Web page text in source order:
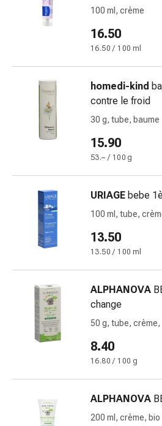
mémoire
de
concentration
Allergies
et
rhume
Peau
Gastro-
intestinal
Diarrhée
Hémorroïdes
Brûlures
d'estomac
vomissements
Digestion,
crampes
Constipation
100 ml, crème
16.50
16.50 / 100 ml
homedi-kind
contre le froid
30 g, tube, baume
15.90
53.– / 100 g
URIAGE bebe
100 ml, tube,
13.50
13.50 / 100 ml
ALPHANOVA
change
50 g, tube, crème,
8.40
16.80 / 100 g
ALPHANOVA
200 ml, crème, bio